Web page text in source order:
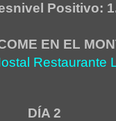
Positivo:
EN EL
Restaurante
DÍA 2